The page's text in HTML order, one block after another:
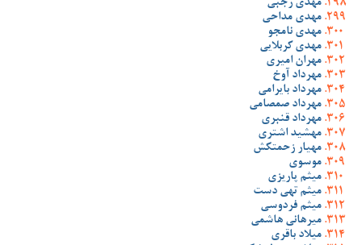
مهدی رجبی
مهدی مداحی
مهدی نامجو
مهدی کربلایی
مهران امیری
مهرداد آوخ
مهرداد بایرامی
مهرداد صمصامی
مهرداد قنبری
مهشید اشتری
مهیار زحمتکش
موسوی
میثم پاریزی
میثم تهی دست
میثم فردوسی
میرهانی هاشمی
میلاد باقری